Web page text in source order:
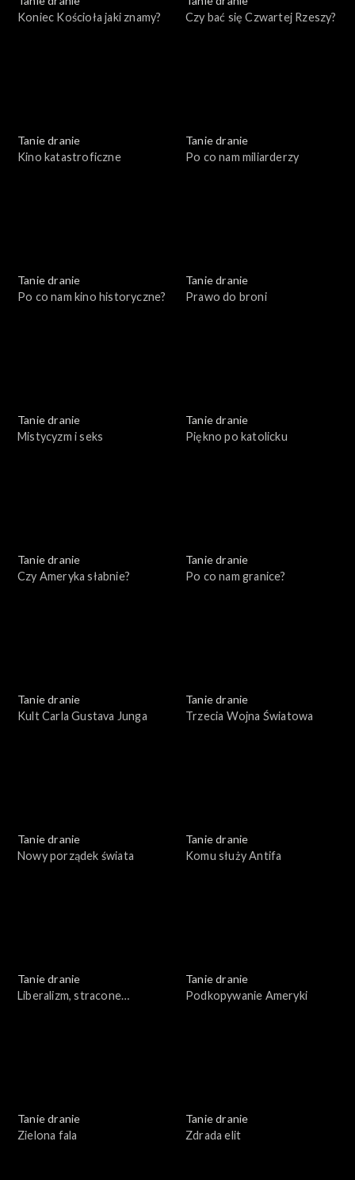
Koniec Kościoła jaki znamy?
Czy bać się Czwartej Rzeszy?
Tanie dranie
Kino katastroficzne
Tanie dranie
Po co nam miliarderzy
Tanie dranie
Po co nam kino historyczne?
Tanie dranie
Prawo do broni
Tanie dranie
Mistycyzm i seks
Tanie dranie
Piękno po katolicku
Tanie dranie
Czy Ameryka słabnie?
Tanie dranie
Po co nam granice?
Tanie dranie
Kult Carla Gustava Junga
Tanie dranie
Trzecia Wojna Światowa
Tanie dranie
Nowy porządek świata
Tanie dranie
Komu służy Antifa
Tanie dranie
Liberalizm, stracone
Tanie dranie
Podkopywanie Ameryki
Tanie dranie
Zielona fala
Tanie dranie
Zdrada elit